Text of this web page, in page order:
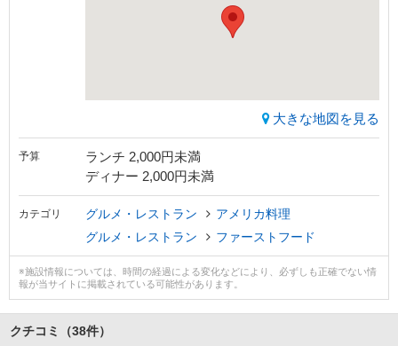
大きな地図を見る
予算
ランチ 2,000円未満
ディナー 2,000円未満
カテゴリ グルメ・レストラン
アメリカ料理
グルメ・レストラン
ファーストフード
※施設情報については、時間の経過による変化などにより、必ずしも正確でない情
報が当サイトに掲載されている可能性があります。
クチコミ （38件）